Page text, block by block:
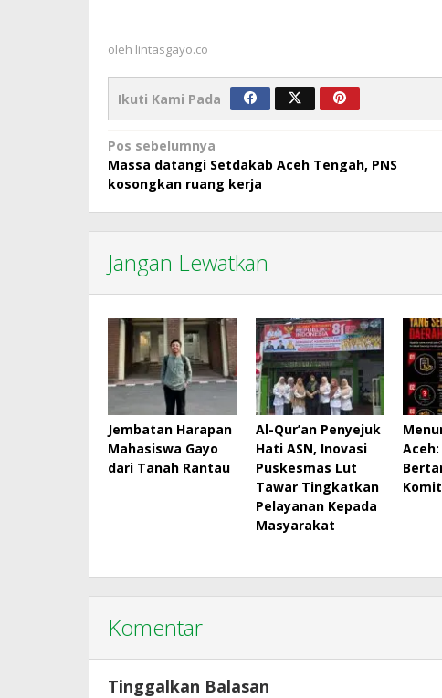
oleh lintasgayo.co
Ikuti Kami Pada
Navigasi
pos
Pos sebelumnya
Massa datangi Setdakab Aceh Tengah, PNS
kosongkan ruang kerja
Jangan Lewatkan
Jembatan Harapan
Mahasiswa Gayo
dari Tanah Rantau
Al-Qur’an Penyejuk
Hati ASN, Inovasi
Puskesmas Lut
Tawar Tingkatkan
Pelayanan Kepada
Masyarakat
Komentar
Tinggalkan Balasan